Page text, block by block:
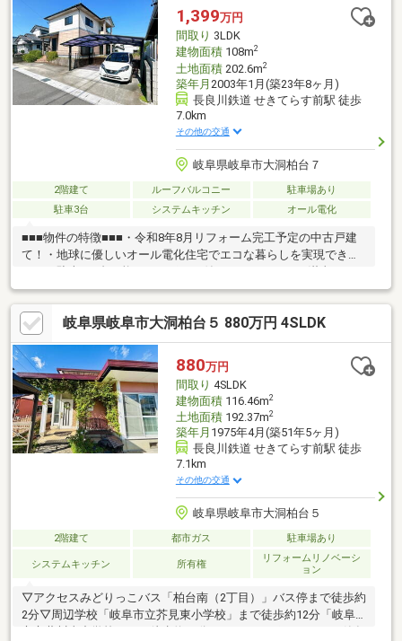
置 弊社は中古住宅を直接買取り、リフォー
ムをして販売を行っております。自社規格に沿ったリフォームと
チェックにより、ご購入後も安心していただけます。お気軽にお
問い
1,399万円
間取り 3LDK
建物面積108m2
土地面積202.6m2
築年月 2003年1月(築23年8ヶ月)
長良川鉄道 せきてらす前駅 徒歩
7.0km
その他の交通
岐阜県岐阜市大洞柏台７
2階建て ルーフバルコニー
駐車場あり
駐車3台
システムキッチン オール電化
■■■物件の特徴■■■・令和8年8月リフォーム完工予定の中古戸建
て！・地球に優しいオール電化住宅でエコな暮らしを実現できま
す！・各居室収納スペースがあるので荷物が多い方にもおすす
め！・リビング横に和室があり、続き間として開放感あるスペー
スが確保できます！・バス停まで徒歩約2分！ちょっとしたお出か
けにも便利です！■■■周辺環境■■■・藍東学園…徒歩約12分・岐阜
市コミュニティ「柏台東［７丁目］」停…徒歩約2分・コープ芥見
店…徒歩約19分・ミニストップ岐阜大洞団地店…徒歩約15分・ゲン
キー芥見南山店…徒歩約19分
岐阜県岐阜市大洞柏台５ 880万円 4SLDK
880万円
間取り 4SLDK
建物面積116.46m2
土地面積192.37m2
築年月 1975年4月(築51年5ヶ月)
長良川鉄道 せきてらす前駅 徒歩
7.1km
その他の交通
岐阜県岐阜市大洞柏台５
2階建て 都市ガス 駐車場あり
システムキッチン 所有権
リフォームリノベーシ
ョン
▽アクセスみどりっこバス「柏台南（2丁目）」バス停まで徒歩約
2分▽周辺学校「岐阜市立芥見東小学校」まで徒歩約12分「岐阜